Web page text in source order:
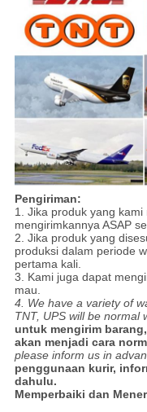
Pengiriman:
1. Jika produk yang
mengirimkannya ASAP
2. Jika produk yang
produksi dalam periode
pertama kali.
3. Kami juga dapat
mau.
4. We have a variety of
TNT, UPS will be normal
untuk mengirim
akan menjadi cara
please inform us in
penggunaan kurir,
dahulu.
Memperbaiki dan